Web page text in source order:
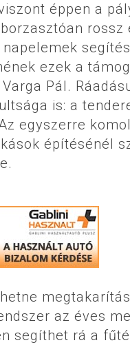
éppen a
rossz
ezek a
Pál.
is: a
egyszerre
építésénél
az éves
segíthet rá a